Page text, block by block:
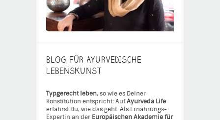
BLOG FÜR AYURVEDISCHE
LEBENSKUNST
Typgerecht leben, so wie es Deiner
Konstitution entspricht: AufAyurveda Life
erfährst Du, wie das geht. Als Ernährungs-
Expertin an der Europäischen Akademie für